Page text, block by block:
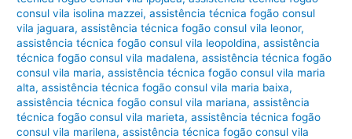
consul vila isolina mazzei,assistência técnica fogão consul
vila jaguara,assistência técnica fogão consul vila leonor,
assistência técnica fogão consul vila leopoldina,assistência
técnica fogão consul vila madalena,assistência técnica fogão
consul vila maria,assistência técnica fogão consul vila maria
alta,assistência técnica fogão consul vila maria baixa,
assistência técnica fogão consul vila mariana,assistência
técnica fogão consul vila marieta,assistência técnica fogão
consul vila marilena,assistência técnica fogão consul vila